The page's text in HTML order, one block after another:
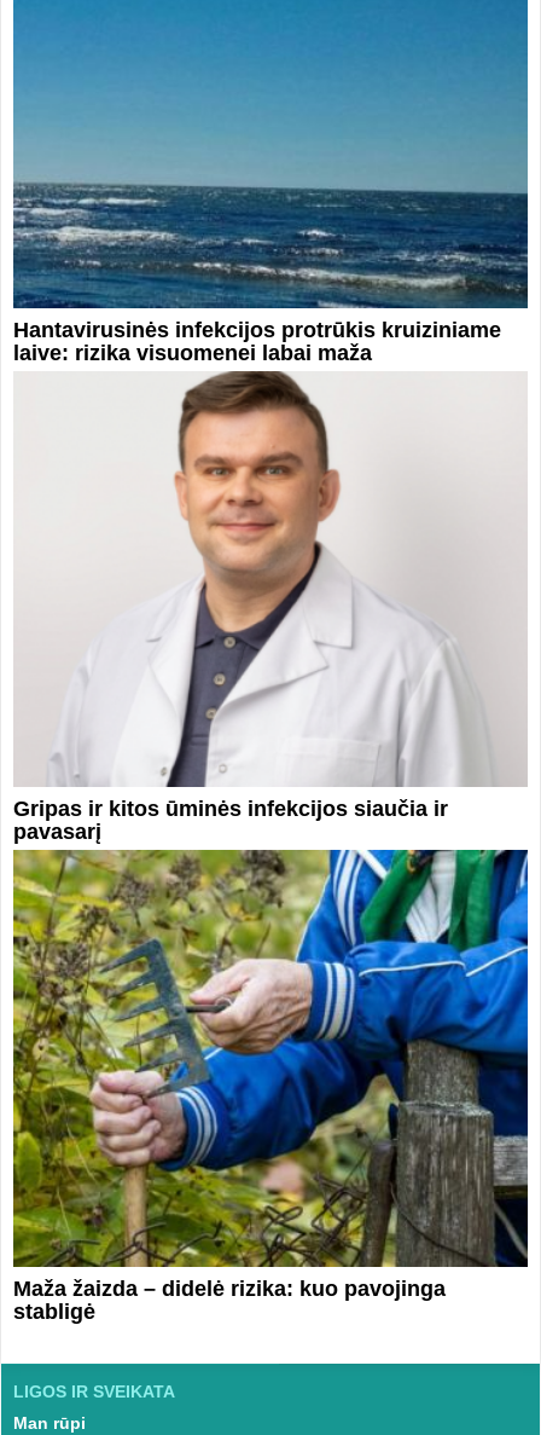
Hantavirusinės infekcijos protrūkis kruiziniame
laive: rizika visuomenei labai maža
Gripas ir kitos ūminės infekcijos siaučia ir
pavasarį
Maža žaizda – didelė rizika: kuo pavojinga
stabligė
LIGOS IR SVEIKATA
Man rūpi